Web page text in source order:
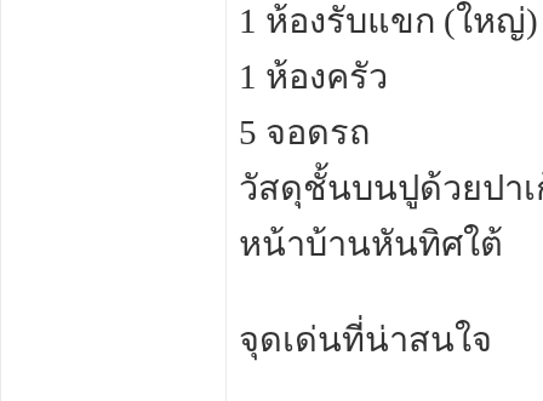
1 ห้องรับแขก (ใหญ่)
1 ห้องครัว
5 จอดรถ
วัสดุชั้นบนปูด้วยปาเ
หน้าบ้านหันทิศใต้
จุดเด่นที่น่าสนใจ